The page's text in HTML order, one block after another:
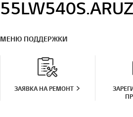
55LW540S.ARUZ
МЕНЮ ПОДДЕРЖКИ
ЗАЯВКА НА РЕМОНТ